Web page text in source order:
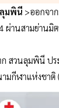
มพินี >ออกจา
ผ่านสามย่าน
ก สวนลุมพินี ปร
มกีฬาแห่งชาติ